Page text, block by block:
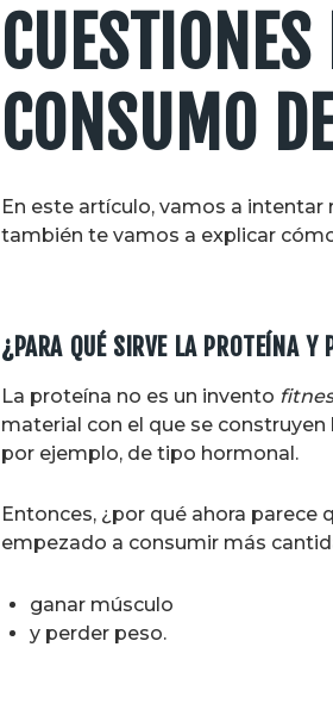
CONSUMO
En este artículo, vamos a
también te vamos a explicar
¿PARA QUÉ SIRVE LA PROTEÍNA Y
La proteína no es un invento
material con el que se
por ejemplo, de tipo hormonal.
Entonces, ¿por qué ahora
empezado a consumir más
ganar músculo
y perder peso.